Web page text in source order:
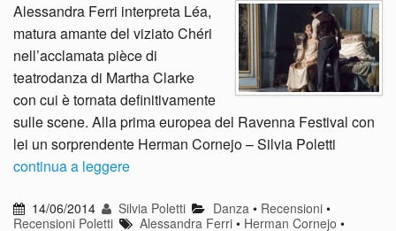
Alessandra Ferri interpreta Léa,
matura amante del viziato Chéri
nell’acclamata pièce di
teatrodanza di Martha Clarke
con cui è tornata definitivamente
sulle scene. Alla prima europea del Ravenna Festival con
lei un sorprendente Herman Cornejo – Silvia Poletti
continua a leggere
14/06/2014 Silvia Poletti Danza• Recensioni•
Recensioni Poletti
Alessandra Ferri • Herman Cornejo •